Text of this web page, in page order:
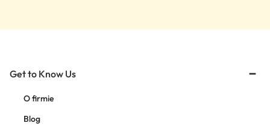
Get to Know Us
O firmie
Blog